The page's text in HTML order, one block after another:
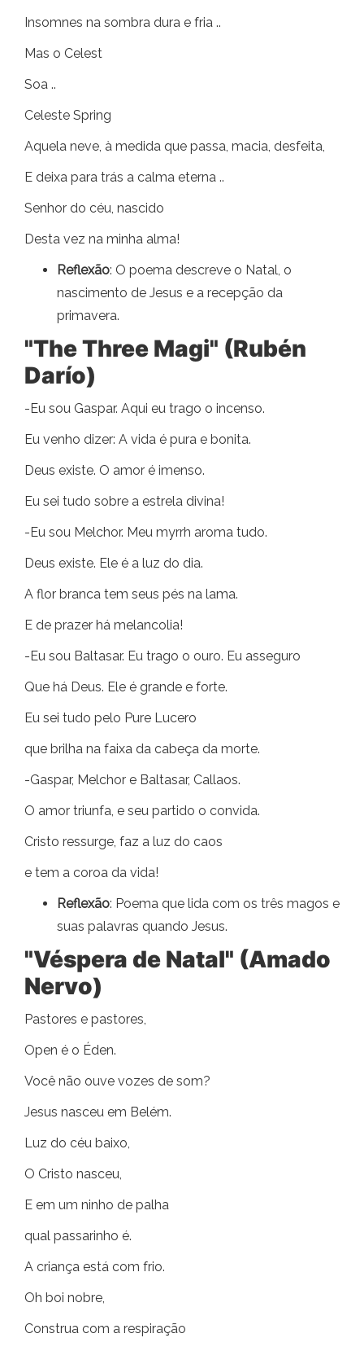
Insomnes na sombra dura e fria ..
Mas o Celest
Soa ..
Celeste Spring
Aquela neve, à medida que passa, macia, desfeita,
E deixa para trás a calma eterna ..
Senhor do céu, nascido
Desta vez na minha alma!
Reflexão: O poema descreve o Natal, o
nascimento de Jesus e a recepção da
primavera.
"The Three Magi" (Rubén
Darío)
-Eu sou Gaspar. Aqui eu trago o incenso.
Eu venho dizer: A vida é pura e bonita.
Deus existe. O amor é imenso.
Eu sei tudo sobre a estrela divina!
-Eu sou Melchor. Meu myrrh aroma tudo.
Deus existe. Ele é a luz do dia.
A flor branca tem seus pés na lama.
E de prazer há melancolia!
-Eu sou Baltasar. Eu trago o ouro. Eu asseguro
Que há Deus. Ele é grande e forte.
Eu sei tudo pelo Pure Lucero
que brilha na faixa da cabeça da morte.
-Gaspar, Melchor e Baltasar, Callaos.
O amor triunfa, e seu partido o convida.
Cristo ressurge, faz a luz do caos
e tem a coroa da vida!
Reflexão: Poema que lida com os três magos e
suas palavras quando Jesus.
"Véspera de Natal" (Amado
Nervo)
Pastores e pastores,
Open é o Éden.
Você não ouve vozes de som?
Jesus nasceu em Belém.
Luz do céu baixo,
O Cristo nasceu,
E em um ninho de palha
qual passarinho é.
A criança está com frio.
Oh boi nobre,
Construa com a respiração